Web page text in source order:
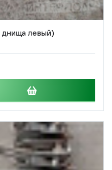
днища левый)